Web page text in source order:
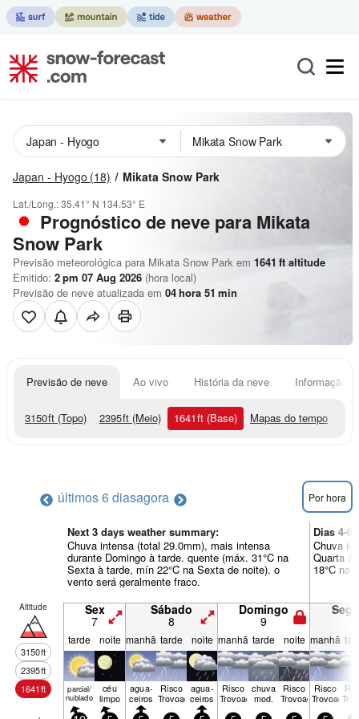
Japan - Hyogo (18) Mikata Snow Park
Lat./Long.:35.41° N 134.53° E
Prognóstico de neve para Mikata
Snow Park
Previsão meteorológica para Mikata Snow Park em 1641 ft altitude
Emitido: 2 pm 07 Aug 2026 (hora local)
Previsão de neve atualizada em 04hora 51 min
Previsão de neve Ao vivo História da neve Informação
3150ft (Topo) 2395ft (Meio) 1641ft (Base) Mapas do tempo
últimos 6 diasagora Por hora
Next 3 days weather summary:
Chuva intensa (total 29.0mm), mais intensa
durante Domingo à tarde. quente (máx. 31°C na
Sexta à tarde, mín 22°C na Sexta de noite). o
vento será geralmente fraco.
Dias 4-6
Chuva
Quarta à
18°C na
Altitude
3150ft
2395ft
1641ft
Sex
7
Sábado
8
Domingo
9
tarde noite manhã tarde noite manhã tarde noite manhã
parcial/
nublado
céu
limpo
agua­
ceiros
Risco
Trovoada
agua­
ceiros
Risco
Trovoada
chuva
mod.
Risco
Trovoada
Risco
Trovoada